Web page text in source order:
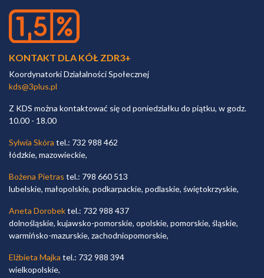
KONTAKT DLA KÓŁ ZDR3+
Koordynatorki Działalności Społecznej
kds@3plus.pl
Z KDS można kontaktować się od poniedziałku do piątku, w godz.
10.00 - 18.00
Sylwia Skóra tel.: 732 988 462
łódzkie, mazowieckie,
Bożena Pietras tel.: 798 660 513
lubelskie, małopolskie, podkarpackie, podlaskie, świętokrzyskie,
Aneta Dorobektel.: 732 988 437
dolnośląskie, kujawsko-pomorskie, opolskie, pomorskie, śląskie,
warmińsko-mazurskie, zachodniopomorskie,
Elżbieta Majka tel.: 732 988 394
wielkopolskie,